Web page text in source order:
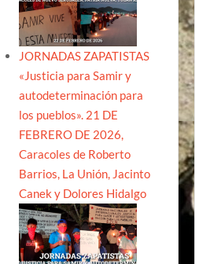
JORNADAS ZAPATISTAS
«Justicia para Samir y
autodeterminación para
los pueblos». 21 DE
FEBRERO DE 2026,
Caracoles de Roberto
Barrios, La Unión, Jacinto
Canek y Dolores Hidalgo